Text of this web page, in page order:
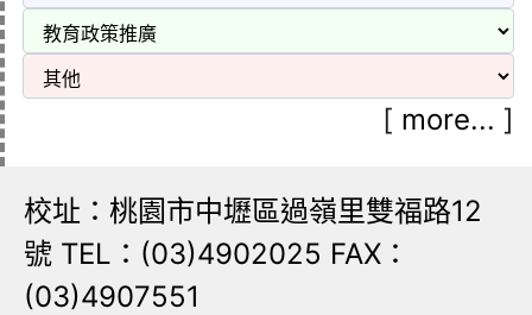
[ more... ]
校址：桃園市中壢區過嶺里雙福路12
號 TEL：(03)4902025 FAX：
(03)4907551